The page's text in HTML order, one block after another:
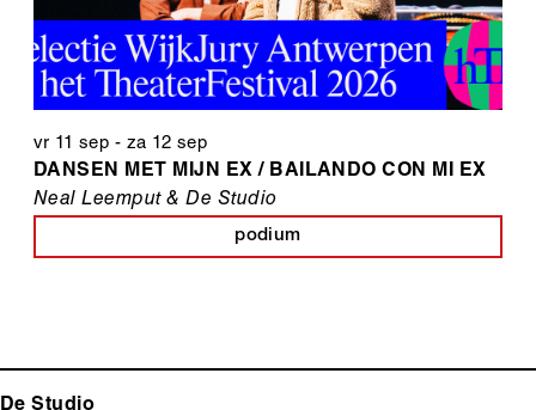
vr 11 sep - za 12 sep
DANSEN MET MIJN EX / BAILANDO CON MI EX
Neal Leemput & De Studio
podium
De Studio